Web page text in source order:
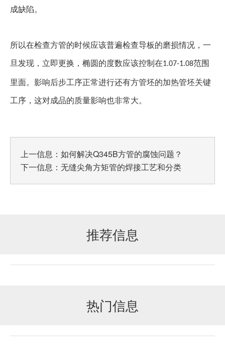
成缺陷。
所以在检查方管的时候应该普遍检查导板的磨损情况，一
旦发现，立即更换，椭圆的度数应该控制在1.07-1.08范围
里面。影响后步工序正常进行还有方管坯的加热管坯关键
工序，这对成品的质量影响也非常大。
上一信息： 如何解决Q345B方管的腐蚀问题？
下一信息： 无缝尖角方矩管的焊接工艺和分类
推荐信息
热门信息